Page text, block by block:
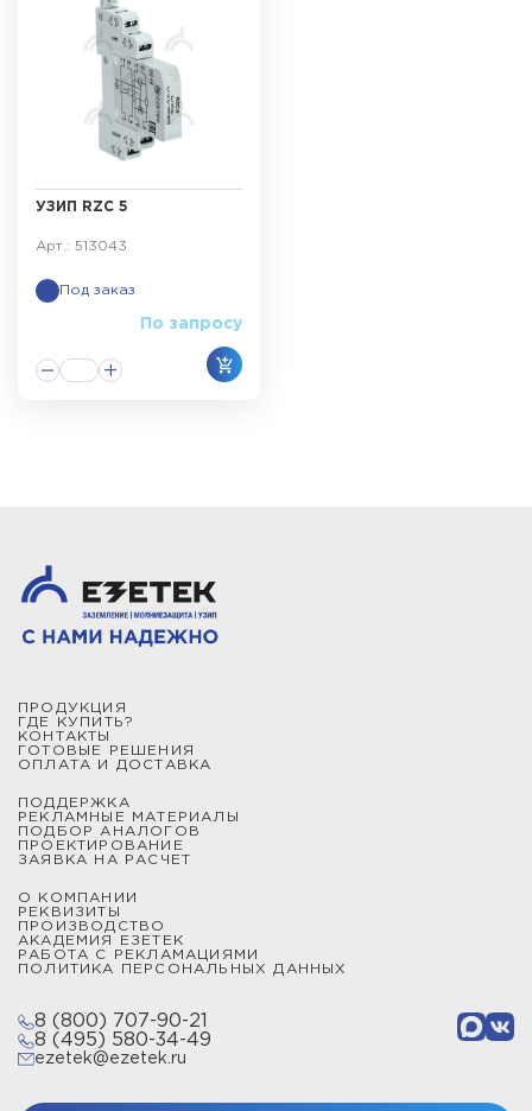
УЗИП RZC 5
Арт.: 513043
Под заказ
По запросу
ПРОДУКЦИЯ
ГДЕ КУПИТЬ?
КОНТАКТЫ
ГОТОВЫЕ РЕШЕНИЯ
ОПЛАТА И ДОСТАВКА
ПОДДЕРЖКА
РЕКЛАМНЫЕ МАТЕРИАЛЫ
ПОДБОР АНАЛОГОВ
ПРОЕКТИРОВАНИЕ
ЗАЯВКА НА РАСЧЕТ
О КОМПАНИИ
РЕКВИЗИТЫ
ПРОИЗВОДСТВО
АКАДЕМИЯ ЕЗЕТЕК
РАБОТА С РЕКЛАМАЦИЯМИ
ПОЛИТИКА ПЕРСОНАЛЬНЫХ ДАННЫХ
8 (800) 707-90-21
8 (495) 580-34-49
ezetek@ezetek.ru